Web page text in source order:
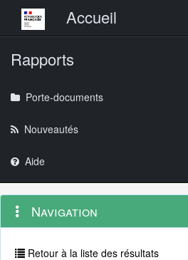
Menu principalAccueil
Rapports
Porte-documents
Nouveautés
Aide
Navigation
outils
Menu
contextuel
Navigation
Retour à la liste des résultats